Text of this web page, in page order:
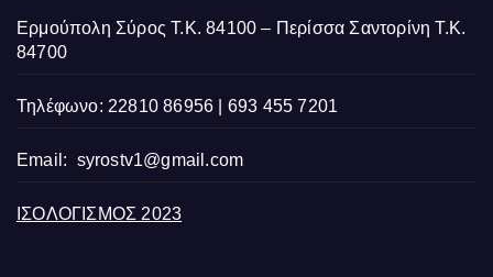
Ερμούπολη Σύρος Τ.Κ. 84100 – Περίσσα Σαντορίνη Τ.Κ.
84700
Τηλέφωνο: 22810 86956 | 693 455 7201
Email: syrostv1@gmail.com
ΙΣΟΛΟΓΙΣΜΟΣ 2023